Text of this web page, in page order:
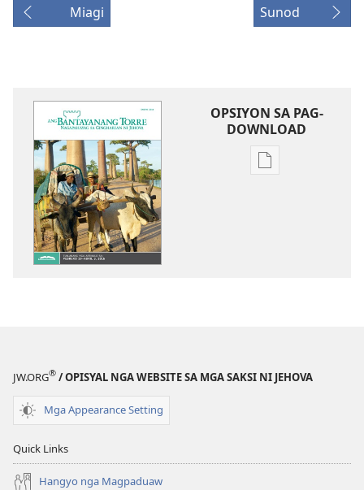
Miagi Sunod
OPSIYON SA PAG-
DOWNLOAD
Opsiyon
ANANG
JW.ORG® / OPISYAL NGA WEBSITE SA MGA SAKSI NI JEHOVA
Mga Appearance Setting
Quick Links
Hangyo nga Magpaduaw